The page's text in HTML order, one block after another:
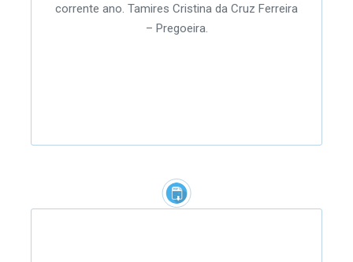
corrente ano. Tamires Cristina da Cruz Ferreira
– Pregoeira.